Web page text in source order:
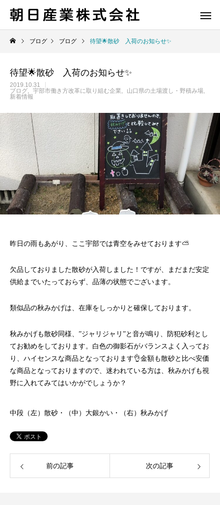
ブログ ブログ 待望🌟散砂 入荷のお知らせ✨
待望🌟散砂 入荷のお知らせ✨
2019.10.31
ブログ
宇部市働き方改革に取り組む企業
山口県の土場渡し・野積み場
新着情報
昨日の雨もあがり、ここ宇部では青空をみせております⛅️
欠品しておりました散砂が入荷しました！ですが、まだまだ安定
供給までいたっておらず、品薄の状態でございます。
類似品の秋みかげは、在庫をしっかりと確保しております。
秋みかげも散砂同様、”ジャリジャリ”と音が鳴り、防犯砂利とし
てお勧めをしております。白色の御影石がバランスよく入ってお
り、ハイセンスな商品となっております👌金額も散砂と比べ安価
な商品となっておりますので、迷われている方は、秋みかげも視
野に入れてみてはいかがでしょうか？
中段（左）散砂・（中）大銀かい・（右）秋みかげ
前の記事 次の記事